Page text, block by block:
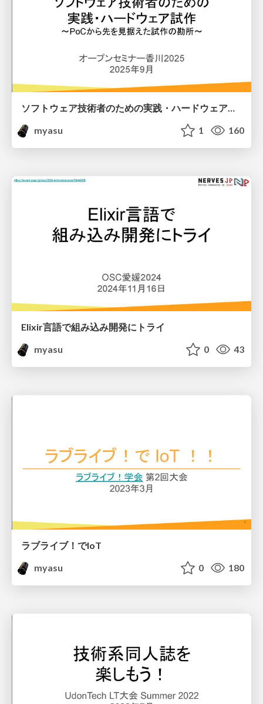
ソフトウェア技術者のための実践・ハードウェア試作
myasu
1 160
Elixir言語で組み込み開発にトライ
myasu
0 43
ラブライブ！でIoT
myasu
0 180